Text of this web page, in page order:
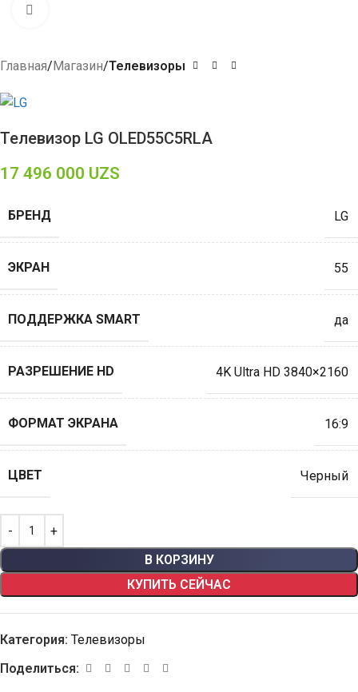
Главная Магазин Телевизоры
Телевизор LG OLED55C5RLA
17 496 000 UZS
БРЕНД LG
ЭКРАН 55
ПОДДЕРЖКА SMART да
РАЗРЕШЕНИЕ HD 4K Ultra HD 3840×2160
ФОРМАТ ЭКРАНА 16:9
ЦВЕТ Черный
В КОРЗИНУ
КУПИТЬ СЕЙЧАС
Категория: Телевизоры
Поделиться: